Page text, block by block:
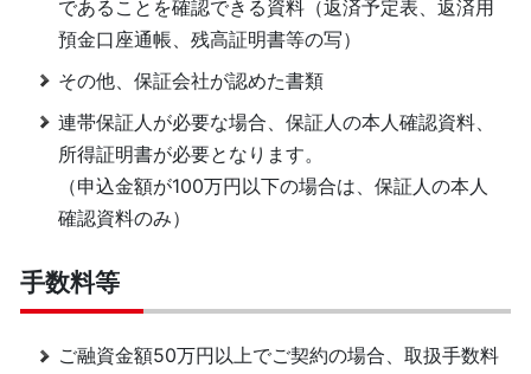
であることを確認できる資料（返済予定表、返済用
預金口座通帳、残高証明書等の写）
その他、保証会社が認めた書類
連帯保証人が必要な場合、保証人の本人確認資料、
所得証明書が必要となります。
（申込金額が100万円以下の場合は、保証人の本人
確認資料のみ）
手数料等
ご融資金額50万円以上でご契約の場合、取扱手数料